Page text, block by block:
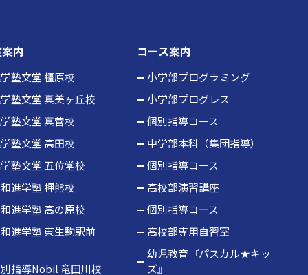
内
塾文堂 橿原校
塾文堂 真美ヶ丘校
塾文堂 真菅校
塾文堂 高田校
塾文堂 五位堂校
進学塾 押熊校
進学塾 高の原校
進学塾 東生駒駅前
指導Nobil 竜田川校
コース案内
小学部プログラミング
小学部プログレス
個別指導コース
中学部本科（集団指導）
個別指導コース
高校部演習講座
個別指導コース
高校部専用自習室
幼児教育『パスカル★キッ
ズ』